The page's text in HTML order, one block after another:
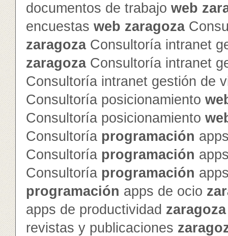
documentos de trabajo web
encuestas web zaragoza
zaragozaConsultoría intranet
zaragozaConsultoría intranet
Consultoría intranet gestión de
Consultoría posicionamiento
Consultoría posicionamiento
Consultoría programación
Consultoría programación
Consultoría programación
programación apps de ocio
apps de productividad zaragoza
revistas y publicaciones